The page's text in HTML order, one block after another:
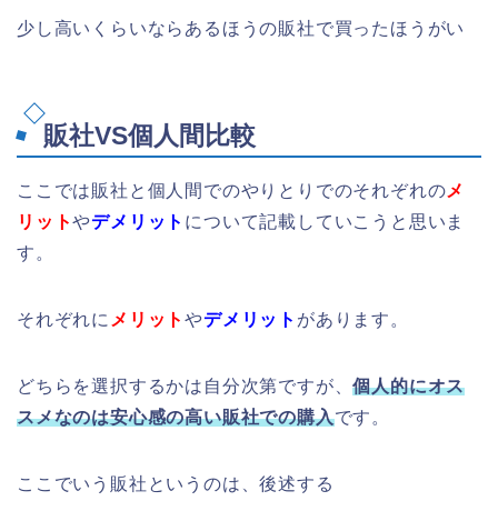
少し高いくらいならあるほうの販社で買ったほうがい
販社VS個人間比較
ここでは販社と個人間でのやりとりでのそれぞれのメ
リットやデメリット について記載していこうと思いま
す。
それぞれに メリットやデメリット があります。
どちらを選択するかは自分次第ですが、個人的にオス
スメなのは安心感の高い販社での購入です。
ここでいう販社というのは、後述する